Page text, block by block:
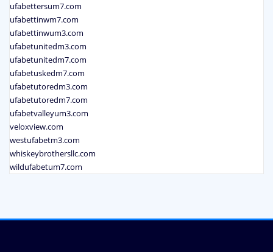
ufabettersum7.com
ufabettinwm7.com
ufabettinwum3.com
ufabetunitedm3.com
ufabetunitedm7.com
ufabetuskedm7.com
ufabetutoredm3.com
ufabetutoredm7.com
ufabetvalleyum3.com
veloxview.com
westufabetm3.com
whiskeybrothersllc.com
wildufabetum7.com